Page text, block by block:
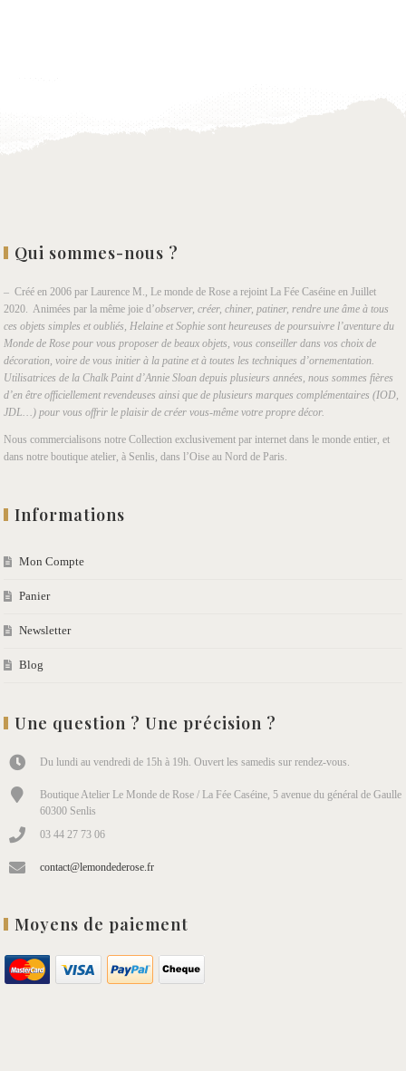
Qui sommes-nous ?
– Créé en 2006 par Laurence M., Le monde de Rose a rejoint La Fée Caséine en Juillet
2020. Animées par la même joie d’observer, créer, chiner, patiner, rendre une âme à tous
ces objets simples et oubliés, Helaine et Sophie sont heureuses de poursuivre l’aventure du
Monde de Rose pour vous proposer de beaux objets, vous conseiller dans vos choix de
décoration, voire de vous initier à la patine et à toutes les techniques d’ornementation.
Utilisatrices de la Chalk Paint d’Annie Sloan depuis plusieurs années, nous sommes fières
d’en être officiellement revendeuses ainsi que de plusieurs marques complémentaires (IOD,
JDL…) pour vous offrir le plaisir de créer vous-même votre propre décor.
Nous commercialisons notre Collection exclusivement par internet dans le monde entier, et
dans notre boutique atelier, à Senlis, dans l’Oise au Nord de Paris.
Informations
Mon Compte
Panier
Newsletter
Blog
Une question ? Une précision ?
Du lundi au vendredi de 15h à 19h. Ouvert les samedis sur rendez-vous.
Boutique Atelier Le Monde de Rose / La Fée Caséine, 5 avenue du général de Gaulle
60300 Senlis
03 44 27 73 06
contact@lemondederose.fr
Moyens de paiement